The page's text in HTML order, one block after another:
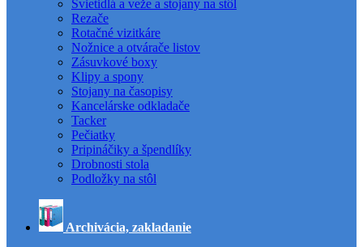
Svietidlá a veže a stojany na stôl
Rezače
Rotačné vizitkáre
Nožnice a otvárače listov
Zásuvkové boxy
Klipy a spony
Stojany na časopisy
Kancelárske odkladače
Tacker
Pečiatky
Pripináčiky a špendlíky
Drobnosti stola
Podložky na stôl
Archivácia, zakladanie